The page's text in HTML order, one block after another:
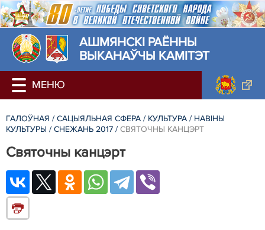
АШМЯНСКI РАЁННЫ
ВЫКАНАЎЧЫ КАМІТЭТ
ГАЛОЎНАЯ / САЦЫЯЛЬНАЯ СФЕРА / КУЛЬТУРА / НАВІНЫ
КУЛЬТУРЫ / СНЕЖАНЬ 2017 / CВЯТОЧНЫ КАНЦЭРТ
Cвяточны канцэрт